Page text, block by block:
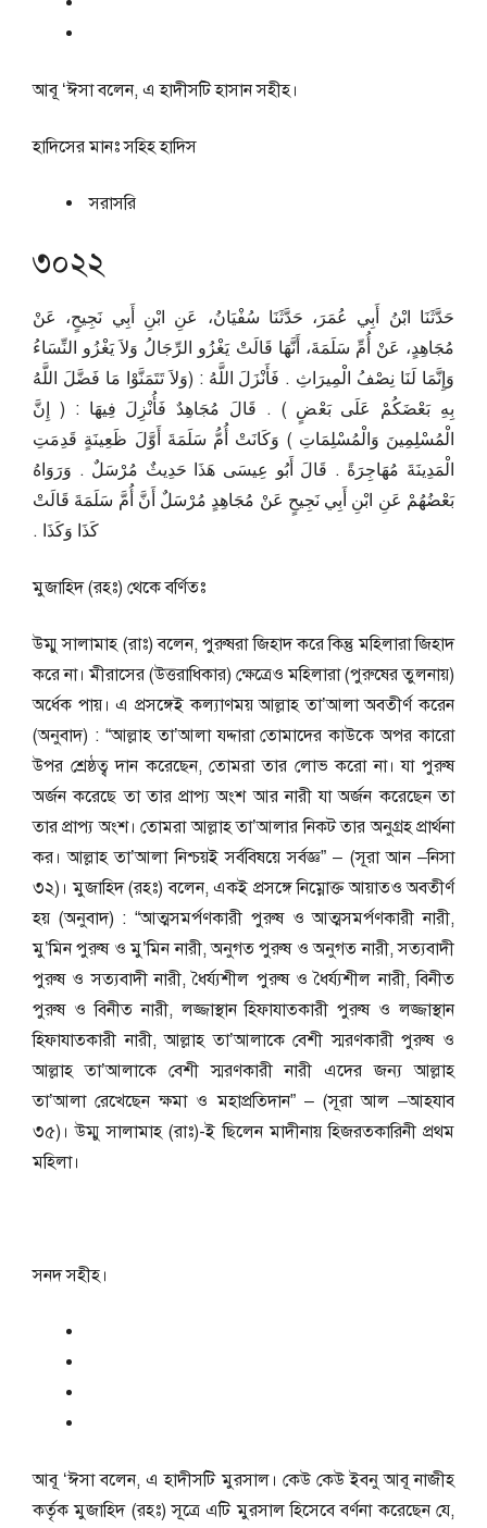
আবূ ‘ঈসা বলেন, এ হাদীসটি হাসান সহীহ।
হাদিসের মানঃসহিহ হাদিস
সরাসরি
৩০২২
حَدَّثَنَا ابْنُ أَبِي عُمَرَ، حَدَّثَنَا سُفْيَانُ، عَنِ ابْنِ أَبِي نَجِيحٍ، عَنْ
مُجَاهِدٍ، عَنْ أُمِّ سَلَمَةَ، أَنَّهَا قَالَتْ يَغْزُو الرِّجَالُ وَلاَ يَغْزُو النِّسَاءُ
وَإِنَّمَا لَنَا نِصْفُ الْمِيرَاثِ ‏.‏ فَأَنْزَلَ اللَّهُ ‏:‏ ‏(‏وَلاَ تَتَمَنَّوْا مَا فَضَّلَ اللَّهُ
بِهِ بَعْضَكُمْ عَلَى بَعْضٍ ‏)‏ ‏.‏ قَالَ مُجَاهِدٌ فَأُنْزِلَ فِيهَا ‏:‏ ‏(‏ إِنَّ
الْمُسْلِمِينَ وَالْمُسْلِمَاتِ ‏)‏ وَكَانَتْ أُمُّ سَلَمَةَ أَوَّلَ ظَعِينَةٍ قَدِمَتِ
الْمَدِينَةَ مُهَاجِرَةً ‏.‏ قَالَ أَبُو عِيسَى هَذَا حَدِيثٌ مُرْسَلٌ ‏.‏ وَرَوَاهُ
بَعْضُهُمْ عَنِ ابْنِ أَبِي نَجِيحٍ عَنْ مُجَاهِدٍ مُرْسَلٌ أَنَّ أُمَّ سَلَمَةَ قَالَتْ
كَذَا وَكَذَا ‏.‏
মুজাহিদ (রহঃ) থেকে বর্ণিতঃ
উম্মু সালামাহ (রাঃ) বলেন, পুরুষরা জিহাদ করে কিন্তু মহিলারা জিহাদ
করে না। মীরাসের (উত্তরাধিকার) ক্ষেত্রেও মহিলারা (পুরুষের তুলনায়)
অর্ধেক পায়। এ প্রসঙ্গেই কল্যাণময় আল্লাহ তা’আলা অবতীর্ণ করেন
(অনুবাদ) : “আল্লাহ তা’আলা যদ্দারা তোমাদের কাউকে অপর কারো
উপর শ্রেষ্ঠত্ব দান করেছেন, তোমরা তার লোভ করো না। যা পুরুষ
অর্জন করেছে তা তার প্রাপ্য অংশ আর নারী যা অর্জন করেছেন তা
তার প্রাপ্য অংশ। তোমরা আল্লাহ তা’আলার নিকট তার অনুগ্রহ প্রার্থনা
কর। আল্লাহ তা’আলা নিশ্চয়ই সর্ববিষয়ে সর্বজ্ঞ” – (সূরা আন –নিসা
৩২)। মুজাহিদ (রহঃ) বলেন, একই প্রসঙ্গে নিম্নোক্ত আয়াতও অবতীর্ণ
হয় (অনুবাদ) : “আত্মসমর্পণকারী পুরুষ ও আত্মসমর্পণকারী নারী,
মু’মিন পুরুষ ও মু’মিন নারী, অনুগত পুরুষ ও অনুগত নারী, সত্যবাদী
পুরুষ ও সত্যবাদী নারী, ধৈর্য্যশীল পুরুষ ও ধৈর্য্যশীল নারী, বিনীত
পুরুষ ও বিনীত নারী, লজ্জাস্থান হিফাযাতকারী পুরুষ ও লজ্জাস্থান
হিফাযাতকারী নারী, আল্লাহ তা’আলাকে বেশী স্মরণকারী পুরুষ ও
আল্লাহ তা’আলাকে বেশী স্মরণকারী নারী এদের জন্য আল্লাহ
তা’আলা রেখেছেন ক্ষমা ও মহাপ্রতিদান” – (সূরা আল –আহযাব
৩৫)। উম্মু সালামাহ (রাঃ)-ই ছিলেন মাদীনায় হিজরতকারিনী প্রথম
মহিলা।
সনদ সহীহ।
আবূ ‘ঈসা বলেন, এ হাদীসটি মুরসাল। কেউ কেউ ইবনু আবূ নাজীহ
কর্তৃক মুজাহিদ (রহঃ) সূত্রে এটি মুরসাল হিসেবে বর্ণনা করেছেন যে,